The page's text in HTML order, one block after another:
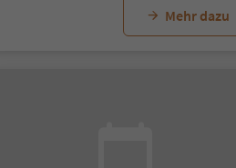
Mehr dazu